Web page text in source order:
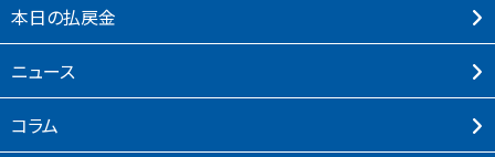
本⽇の払戻⾦
ニュース
コラム